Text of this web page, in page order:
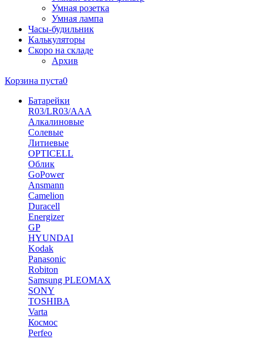
Умная розетка
Умная лампа
Часы-будильник
Калькуляторы
Скоро на складе
Архив
Корзина пуста0
Батарейки
R03/LR03/AAA
Алкалиновые
Солевые
Литиевые
OPTICELL
Облик
GoPower
Ansmann
Camelion
Duracell
Energizer
GP
HYUNDAI
Kodak
Panasonic
Robiton
Samsung PLEOMAX
SONY
TOSHIBA
Varta
Космос
Perfeo